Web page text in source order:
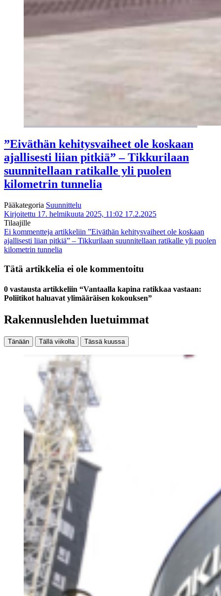
”Eiväthän kehitysvaiheet ole koskaan
ajallisesti liian pitkiä” – Tikkurilaan
suunnitellaan ratikalle yli puolen
kilometrin tunnelia
Pääkategoria Suunnittelu
Kirjoitettu 17. helmikuuta 2025, 11:02 17.2.2025
Tilaajille
Ei kommentteja artikkeliin ”Eiväthän kehitysvaiheet ole koskaan
ajallisesti liian pitkiä” – Tikkurilaan suunnitellaan ratikalle yli puolen
kilometrin tunnelia
Tätä artikkelia ei ole kommentoitu
0 vastausta artikkeliin “Vantaalla kapina ratikkaa vastaan:
Poliitikot haluavat yli­määräisen kokouksen”
Rakennuslehden luetuimmat
Tänään Tällä viikolla Tässä kuussa